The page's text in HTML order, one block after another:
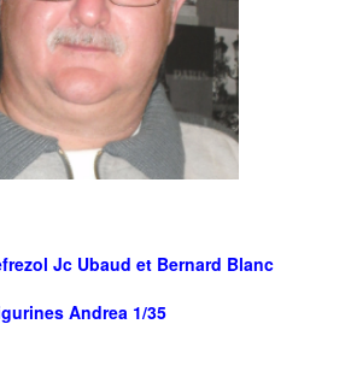
Jc Ubaud et Bernard Blanc
Andrea 1/35